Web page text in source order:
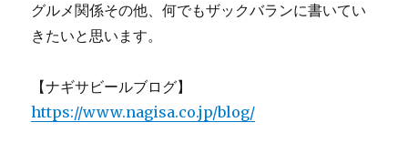
グルメ関係その他、何でもザックバランに書いてい
きたいと思います。
【ナギサビールブログ】
https://www.nagisa.co.jp/blog/